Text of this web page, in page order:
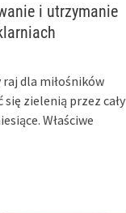
i utrzymanie
dla miłośników
zielenią przez cały
Właściwe